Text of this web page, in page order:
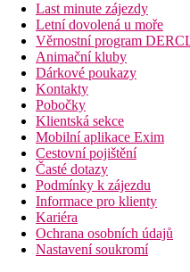
Last minute zájezdy
Letní dovolená u moře
Věrnostní program
Animační kluby
Dárkové poukazy
Kontakty
Pobočky
Klientská sekce
Mobilní aplikace Exim
Cestovní pojištění
Časté dotazy
Podmínky k zájezdu
Informace pro klienty
Kariéra
Ochrana osobních údajů
Nastavení soukromí